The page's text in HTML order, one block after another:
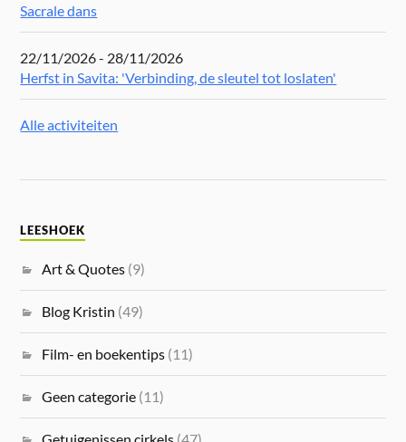
Sacrale dans
22/11/2026 - 28/11/2026
Herfst in Savita: 'Verbinding, de sleutel tot loslaten'
Alle activiteiten
LEESHOEK
Art & Quotes (9)
Blog Kristin (49)
Film- en boekentips (11)
Geen categorie (11)